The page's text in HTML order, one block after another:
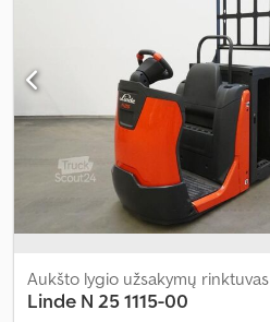
Aukšto lygio užsakymų rinktuvas
Linde N 25 1115-00